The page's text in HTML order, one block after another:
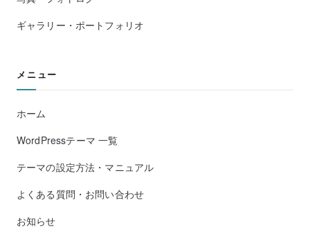
ギャラリー・ポートフォリオ
メニュー
ホーム
WordPressテーマ 一覧
テーマの設定方法・マニュアル
よくある質問・お問い合わせ
お知らせ